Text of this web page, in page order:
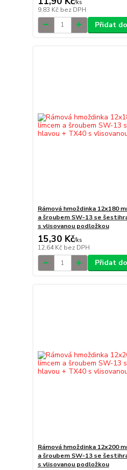
/ks
9,83 Kč bez DPH
Přidat
Rámová hmoždinka 12x180
a šroubem SW-13 se
s vlisovanou podložkou
15,30 Kč/ks
12,64 Kč bez DPH
Přidat
Rámová hmoždinka 12x200
a šroubem SW-13 se
s vlisovanou podložkou